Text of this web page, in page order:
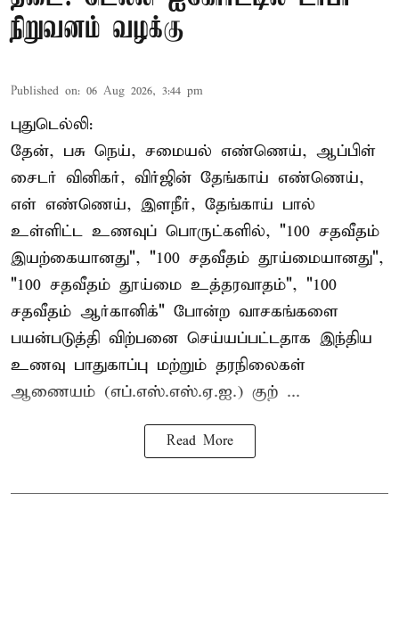
நிறுவனம் வழக்கு
Published on: 06 Aug 2026, 3:44 pm
புதுடெல்லி:
தேன், பசு நெய், சமையல் எண்ணெய், ஆப்பிள்
சைடர் வினிகர், விர்ஜின் தேங்காய் எண்ணெய்,
எள் எண்ணெய், இளநீர், தேங்காய் பால்
உள்ளிட்ட உணவுப் பொருட்களில், "100 சதவீதம்
இயற்கையானது", "100 சதவீதம் தூய்மையானது",
"100 சதவீதம் தூய்மை உத்தரவாதம்", "100
சதவீதம் ஆர்கானிக்" போன்ற வாசகங்களை
பயன்படுத்தி விற்பனை செய்யப்பட்டதாக இந்திய
உணவு பாதுகாப்பு மற்றும் தரநிலைகள்
ஆணையம் (எப்.எஸ்.எஸ்.ஏ.ஐ.) குற் ...
Read More